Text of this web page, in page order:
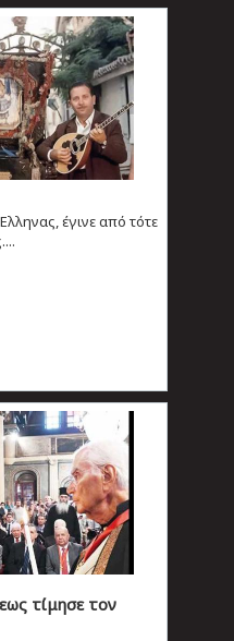
έγινε από τότε
τίμησε τον